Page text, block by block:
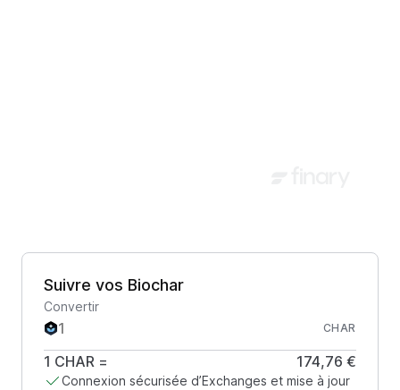
Suivre vos Biochar
Convertir
CHAR
1 CHAR = 174,76 €
Connexion sécurisée d’Exchanges et mise à jour